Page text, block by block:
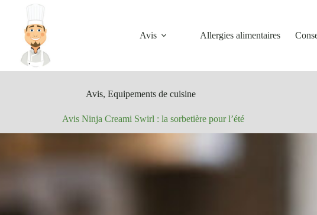
contenu
Avis
Allergies alimentaires
Avis, Equipements de cuisine
Avis Ninja Creami Swirl : la sorbetière pour l’été